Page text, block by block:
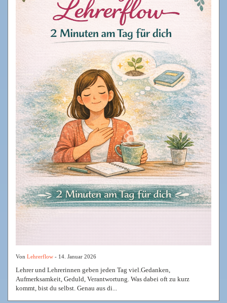
Von Lehrerflow - 14. Januar 2026
Lehrer und Lehrerinnen geben jeden Tag viel.Gedanken,
Aufmerksamkeit, Geduld, Verantwortung. Was dabei oft zu kurz
kommt, bist du selbst. Genau aus di...